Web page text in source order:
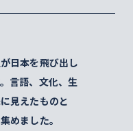
日本を飛び出し
言語、文化、生
見えたものと
めました。